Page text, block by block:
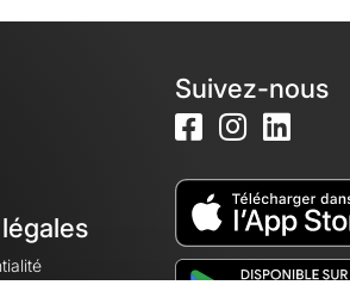
Suivez-nous